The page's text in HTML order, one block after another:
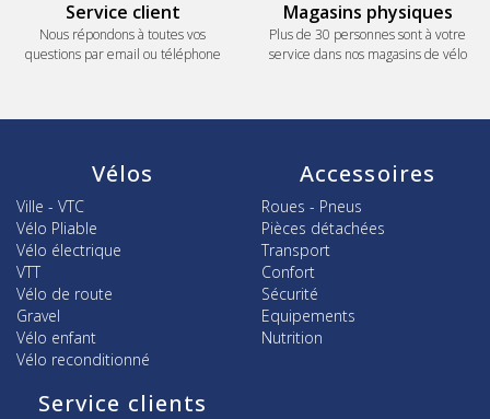
Service client
Nous répondons à toutes vos
questions par email ou téléphone
Magasins physiques
Plus de 30 personnes sont à votre
service dans nos magasins de vélo
Vélos
Ville - VTC
Vélo Pliable
Vélo électrique
VTT
Vélo de route
Gravel
Vélo enfant
Vélo reconditionné
Accessoires
Roues - Pneus
Pièces détachées
Transport
Confort
Sécurité
Equipements
Nutrition
Service clients